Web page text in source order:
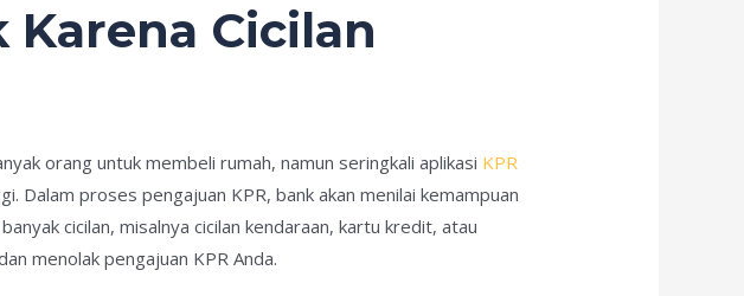
Karena Cicilan
orang untuk membeli rumah, namun seringkali aplikasi KPR
Dalam proses pengajuan KPR, bank akan menilai kemampuan
cicilan, misalnya cicilan kendaraan, kartu kredit, atau
menolak pengajuan KPR Anda.